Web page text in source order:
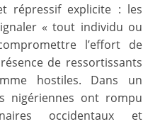
répressif explicite : les
« tout individu ou
l’effort de
de ressortissants
hostiles. Dans un
nigériennes ont rompu
occidentaux et